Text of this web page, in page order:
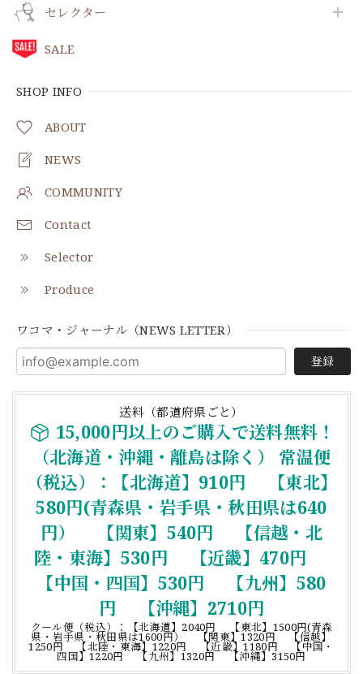
セレクター
SALE
SHOP INFO
ABOUT
NEWS
COMMUNITY
Contact
Selector
Produce
ワコマ・ジャーナル（NEWS LETTER）
登録
送料（都道府県ごと）
15,000円以上のご購入で送料無料！
（北海道・沖縄・離島は除く） 常温便
（税込）：【北海道】910円 【東北】
580円(青森県・岩手県・秋田県は640
円） 【関東】540円 【信越・北
陸・東海】530円 【近畿】470円
【中国・四国】530円 【九州】580
円 【沖縄】2710円
クール便（税込）：【北海道】2040円 【東北】1500円(青森
県・岩手県・秋田県は1600円） 【関東】1320円 【信越】
1250円 【北陸・東海】1220円 【近畿】1180円 【中国・
四国】1220円 【九州】1320円 【沖縄】3150円